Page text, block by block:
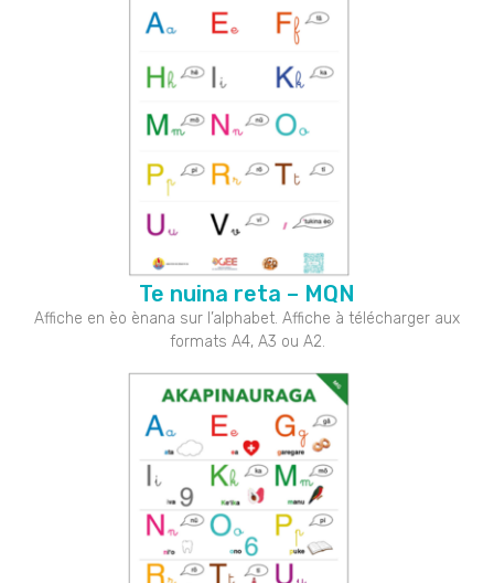
Te nuina reta – MQN
Affiche en èo ènana sur l’alphabet. Affiche à télécharger aux
formats A4, A3 ou A2.